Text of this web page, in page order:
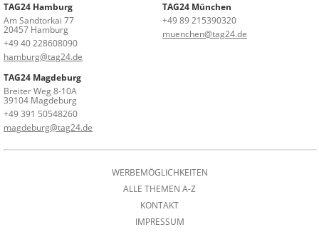
TAG24 Hamburg
Am Sandtorkai 77
20457 Hamburg
+49 40 228608090
hamburg@tag24.de
TAG24 München
+49 89 215390320
muenchen@tag24.de
TAG24 Magdeburg
Breiter Weg 8-10A
39104 Magdeburg
+49 391 50548260
magdeburg@tag24.de
WERBEMÖGLICHKEITEN
ALLE THEMEN A-Z
KONTAKT
IMPRESSUM